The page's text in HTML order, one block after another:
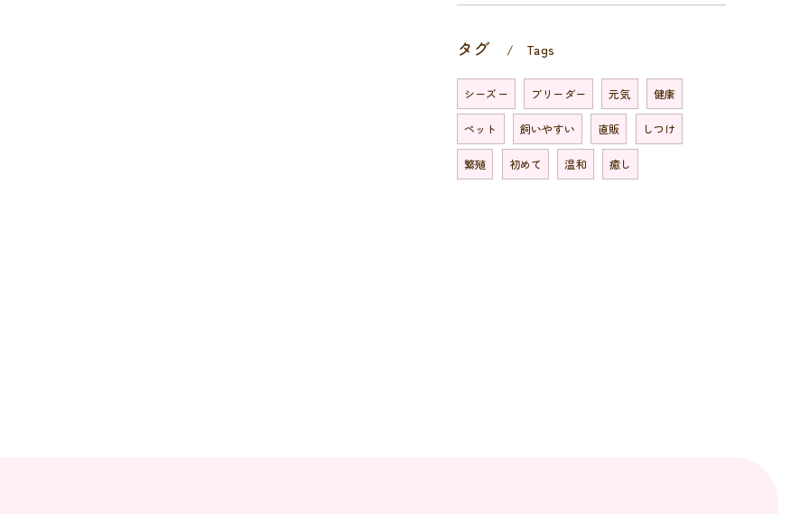
タグ Tags
シーズー ブリーダー 元気 健康
ペット 飼いやすい 直販 しつけ
繁殖 初めて 温和 癒し